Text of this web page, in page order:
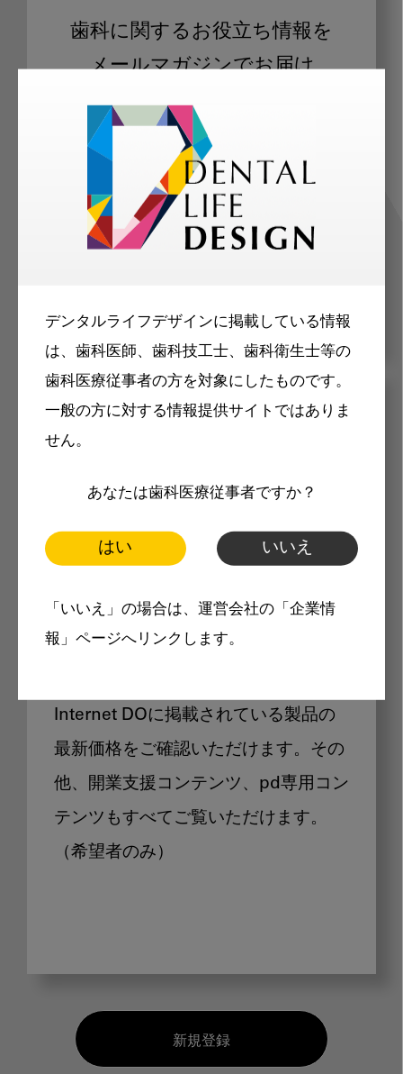
デンタルライフデザインに掲載している情報
は、歯科医師、歯科技工士、歯科衛生士等の
歯科医療従事者の方を対象にしたものです。
一般の方に対する情報提供サイトではありま
せん。
あなたは歯科医療従事者ですか？
はい いいえ
「いいえ」の場合は、運営会社の「企業情
報」ページへリンクします。
歯科に関するお役立ち情報を
メールマガジンでお届け
ご登録いただいた職種（歯科医師、歯
科衛生士、歯科技工士）に合わせた内
容のメールマガジンをお届けします。
メリット
製品価格も閲覧可能
Internet DOに掲載されている製品の
最新価格をご確認いただけます。その
他、開業支援コンテンツ、pd専用コン
テンツもすべてご覧いただけます。
（希望者のみ）
新規登録